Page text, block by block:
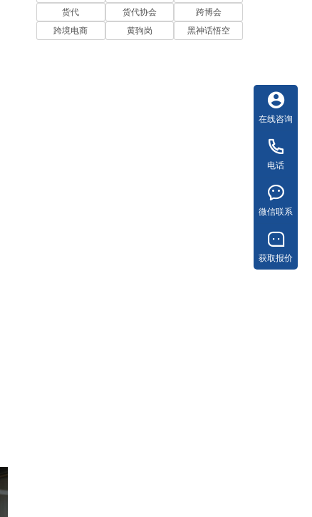
货代
货代协会
跨博会
跨境电商
黄驹岗 黑神话悟空
在线咨询
电话
微信联系
获取报价